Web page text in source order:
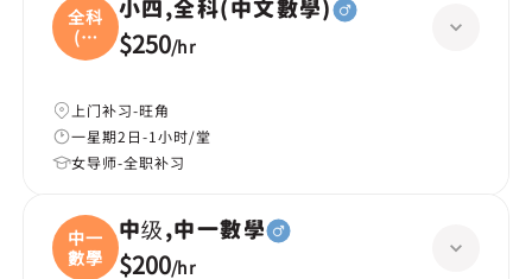
全科
(中
文
小四,全科(中文數學)
$250/hr
上门补习-旺角
一星期2日-1小时/堂
女导师-全职补习
中一
數學
中级,中一數學
$200/hr